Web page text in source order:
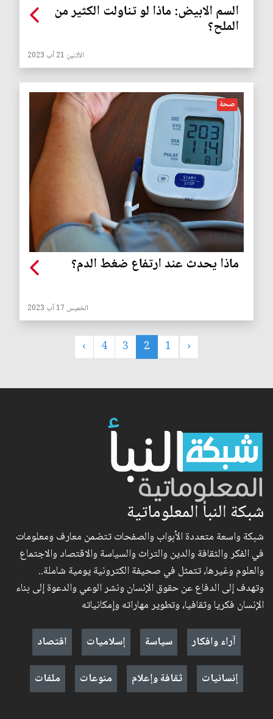
السم الابيض: ماذا لو تناولت الكثير من
الملح؟
الأثنين 21 آب 2023
صحة
ماذا يحدث عند ارتفاع ضغط الدم؟
الخميس 17 آب 2023
‹
1
2
3
4
›
شبكة النبأ المعلوماتية
شبكة واسعة متعددة الأبواب والصفحات تتضمن معارف ومعلومات
في الفكر والثقافة والدين والتراث والسياسة والاقتصاد والاجتماع
والعلوم وغيرها، تتمثل في صحيفة الكترونية يومية شاملة..
وتهدف إلى الدفاع عن حقوق الإنسان ونشر الوعي والدعوة إلى بناء
الإنسان فكريا وثقافيا، وتطوير مهاراته وإمكانياته
آراء وافكار
سياسة إسلاميات
اقتصاد
إنسانيات
ثقافة وإعلام منوعات ملفات